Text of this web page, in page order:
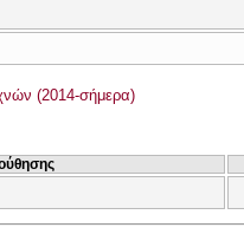
(2014-σήμερα)